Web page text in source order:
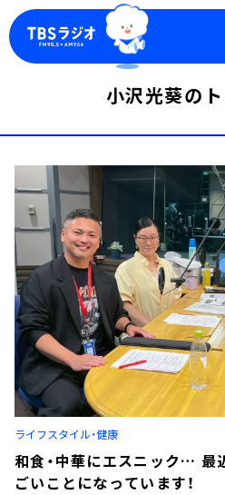
今日の番組表
週間番組表
トピックス
TBS Podcast
お知らせ
イベント・グッズ
YouTube
会社情報
小沢光葵の
ライフスタイル・健康
和食・中華にエスニック… 最
ごいことになっています！